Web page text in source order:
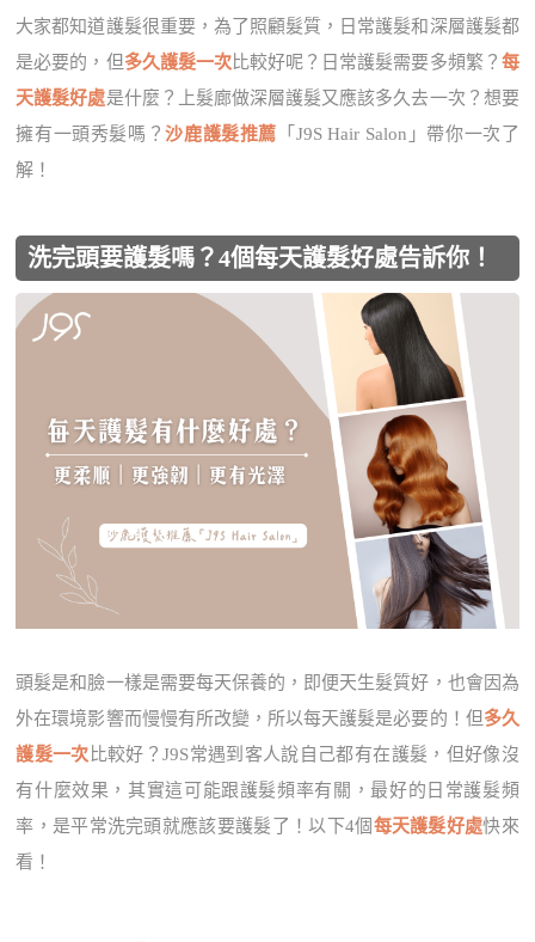
大家都知道護髮很重要，為了照顧髮質，日常護髮和深層護髮都
是必要的，但多久護髮一次比較好呢？日常護髮需要多頻繁？ 每
天護髮好處是什麼？上髮廊做深層護髮又應該多久去一次？想要
擁有一頭秀髮嗎？沙鹿護髮推薦 「J9S Hair Salon」帶你一次了
解！
洗完頭要護髮嗎？4個每天護髮好處告訴你！
頭髮是和臉一樣是需要每天保養的，即便天生髮質好，也會因為
外在環境影響而慢慢有所改變，所以每天護髮是必要的！但多久
護髮一次 比較好？J9S常遇到客人說自己都有在護髮，但好像沒
有什麼效果，其實這可能跟護髮頻率有關，最好的日常護髮頻
率，是平常洗完頭就應該要護髮了！以下4個每天護髮好處快來
看！